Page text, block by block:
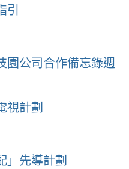
引
園公司合作備忘錄週
視計劃
」先導計劃